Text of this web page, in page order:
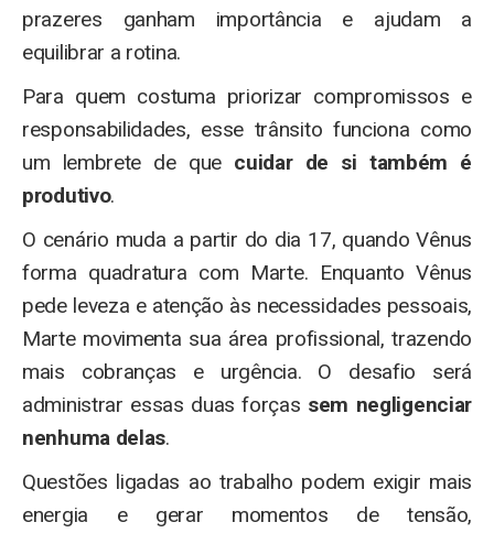
prazeres ganham importância e ajudam a
equilibrar a rotina.
Para quem costuma priorizar compromissos e
responsabilidades, esse trânsito funciona como
um lembrete de que cuidar de si também é
produtivo.
O cenário muda a partir do dia 17, quando Vênus
forma quadratura com Marte. Enquanto Vênus
pede leveza e atenção às necessidades pessoais,
Marte movimenta sua área profissional, trazendo
mais cobranças e urgência. O desafio será
administrar essas duas forças sem negligenciar
nenhuma delas.
Questões ligadas ao trabalho podem exigir mais
energia e gerar momentos de tensão,